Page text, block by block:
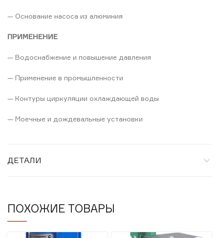
— Основание насоса из алюминия
ПРИМЕНЕНИЕ
— Водоснабжение и повышение давления
— Применение в промышленности
— Контуры циркуляции охлаждающей воды
— Моечные и дождевальные установки
ДЕТАЛИ
ПОХОЖИЕ ТОВАРЫ